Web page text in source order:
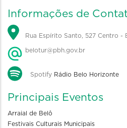
Informações de
Rua Espírito Santo, 527 Centro -
belotur@pbh.gov.br
Spotify Rádio Belo Horizonte
Principais Eventos
Arraial de Belô
Festivais Culturais Municipais